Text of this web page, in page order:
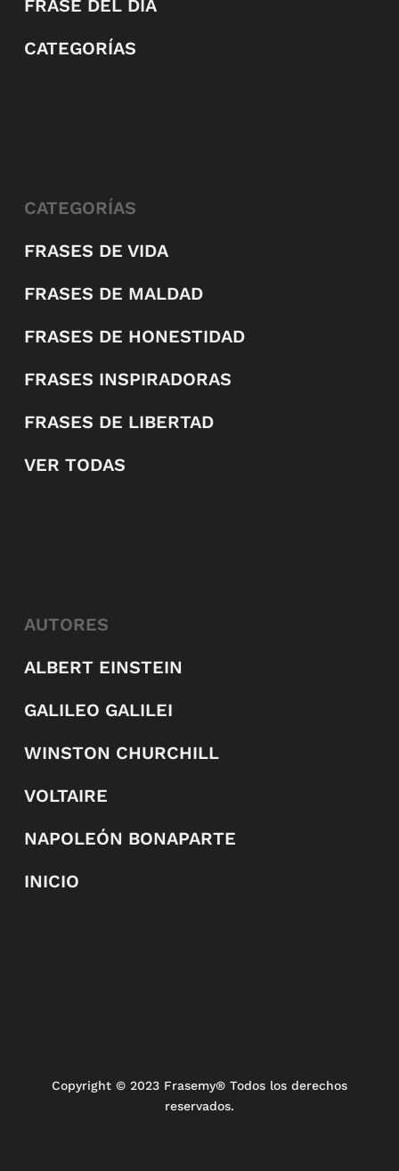
FRASE DEL DÍA
CATEGORÍAS
CATEGORÍAS
FRASES DE VIDA
FRASES DE MALDAD
FRASES DE HONESTIDAD
FRASES INSPIRADORAS
FRASES DE LIBERTAD
VER TODAS
AUTORES
ALBERT EINSTEIN
GALILEO GALILEI
WINSTON CHURCHILL
VOLTAIRE
NAPOLEÓN BONAPARTE
INICIO
Copyright © 2023 Frasemy® Todos los derechos
reservados.